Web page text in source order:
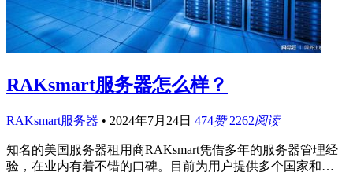
RAKsmart服务器怎么样？
RAKsmart服务器 • 2024年7月24日 474赞 2262阅读
知名的美国服务器租用商RAKsmart凭借多年的服务器管理经
验，在业内有着不错的口碑。目前为用户提供多个国家和…